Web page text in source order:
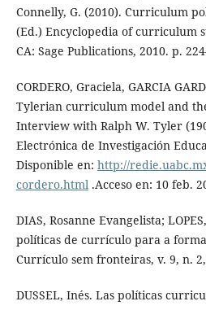
Connelly, G. (2010). Curriculum
(Ed.) Encyclopedia of curriculum
CA: Sage Publications, 2010. p.
CORDERO, Graciela, GARCIA
Tylerian curriculum model and
Interview with Ralph W. Tyler
Electrónica de Investigación
Disponible en: http://
cordero.html .Acceso en: 10 feb.
DIAS, Rosanne Evangelista;
políticas de currículo para a
Currículo sem fronteiras, v. 9, n.
DUSSEL, Inés. Las políticas